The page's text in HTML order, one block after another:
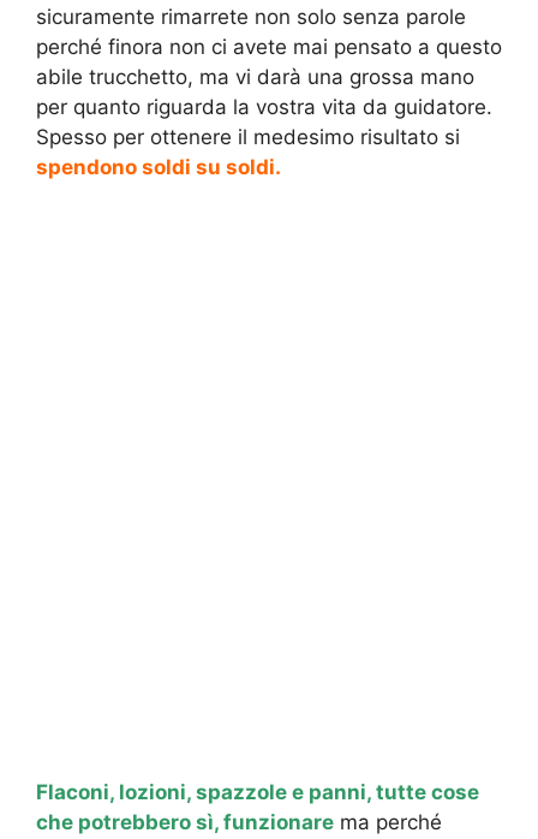
sicuramente rimarrete non solo senza parole
perché finora non ci avete mai pensato a questo
abile trucchetto, ma vi darà una grossa mano
per quanto riguarda la vostra vita da guidatore.
Spesso per ottenere il medesimo risultato si
spendono soldi su soldi.
Flaconi, lozioni, spazzole e panni, tutte cose
che potrebbero sì, funzionare ma perché